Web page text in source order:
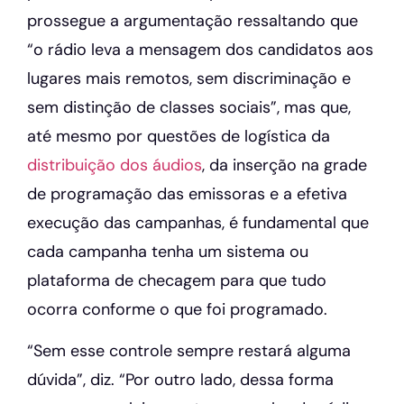
prossegue a argumentação ressaltando que
“o rádio leva a mensagem dos candidatos aos
lugares mais remotos, sem discriminação e
sem distinção de classes sociais”, mas que,
até mesmo por questões de logística da
distribuição dos áudios, da inserção na grade
de programação das emissoras e a efetiva
execução das campanhas, é fundamental que
cada campanha tenha um sistema ou
plataforma de checagem para que tudo
ocorra conforme o que foi programado.
“Sem esse controle sempre restará alguma
dúvida”, diz. “Por outro lado, dessa forma